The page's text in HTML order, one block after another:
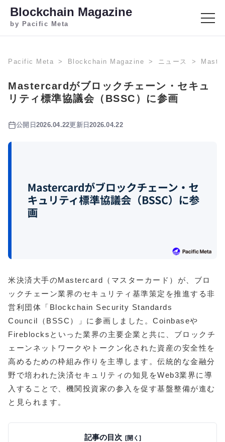
Blockchain Magazine
by Pacific Meta
Pacific Meta Blockchain Magazine ニュース
Mastercardがブロックチェーン・セキュ
リティ標準協議会（BSSC）に参画
公開日 2026.04.22更新日2026.04.22
米決済大手のMastercard（マスターカード）が、ブロ
ックチェーン業界のセキュリティ基準策定を推進する非
営利団体「Blockchain Security Standards
Council（BSSC）」に参画しました。Coinbaseや
Fireblocksといった業界の主要企業と共に、ブロックチ
ェーンネットワークやトークン化された資産の安全性を
高めるための枠組み作りを主導します。伝統的な金融分
野で培われた決済セキュリティの知見をWeb3業界に導
入することで、機関投資家の参入を促す基盤整備が進む
と見られます。
記事の目次